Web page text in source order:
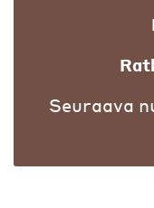
Seuraava